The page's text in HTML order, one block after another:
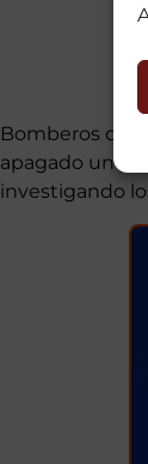
Bomberos del
apagado un
investigando